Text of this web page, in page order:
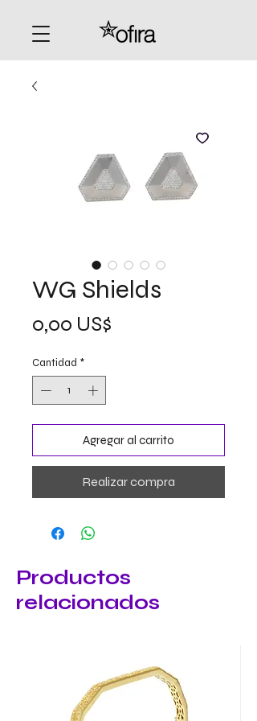
WG Shields
0,00 US$
Cantidad *
Agregar al carrito
Realizar compra
Productos
relacionados